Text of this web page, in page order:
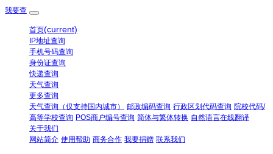
我要查
首页(current)
IP地址查询
手机号码查询
身份证查询
快递查询
天气查询
更多查询
天气查询（仅支持国内城市）
邮政编码查询 行政区划代码查询 院校代码/
高等学校查询 POS商户编号查询 简体与繁体转换 自然语言在线翻译
关于我们
网站简介 使用帮助 商务合作 我要捐赠 联系我们